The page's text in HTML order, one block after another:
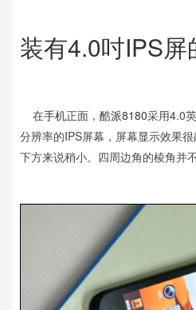
装有4.0吋IPS
在手机正面， 酷派8180采用4.0
分辨率的IPS屏幕，屏幕显示效果
下方来说稍小。四周边角的棱角并